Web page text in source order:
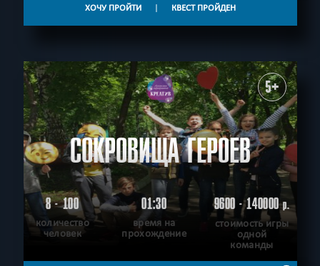
Приключение
СБРОСИТЬ ФИЛЬТР ВСЕ КВЕСТЫ
ХОЧУ ПРОЙТИ | КВЕСТ ПРОЙДЕН
5+
СОКРОВИЩА ГЕРОЕВ
8 - 100
количество
человек
01:30
время на
прохождение
9600 - 140000р.
стоимость игры
одной
команды